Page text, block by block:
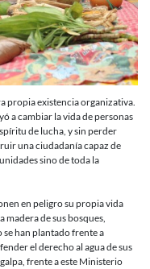
propia existencia organizativa.
a cambiar la vida de personas
de lucha, y sin perder
una ciudadanía capaz de
sino de toda la
en peligro su propia vida
madera de sus bosques,
han plantado frente a
el derecho al agua de sus
frente a este Ministerio